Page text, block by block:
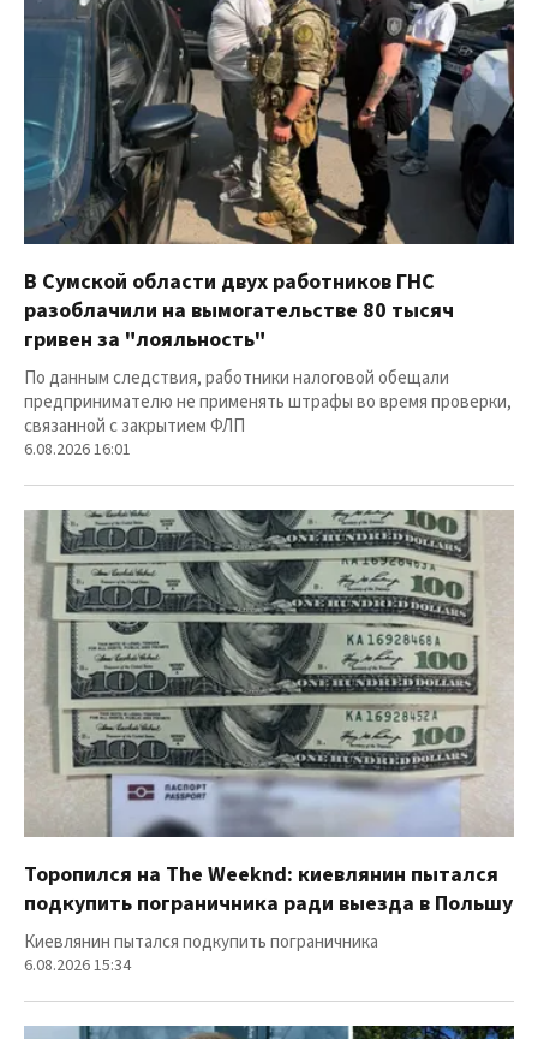
В Сумской области двух работников ГНС
разоблачили на вымогательстве 80 тысяч
гривен за "лояльность"
По данным следствия, работники налоговой обещали
предпринимателю не применять штрафы во время проверки,
связанной с закрытием ФЛП
6.08.2026 16:01
Торопился на The Weeknd: киевлянин пытался
подкупить пограничника ради выезда в Польшу
Киевлянин пытался подкупить пограничника
6.08.2026 15:34